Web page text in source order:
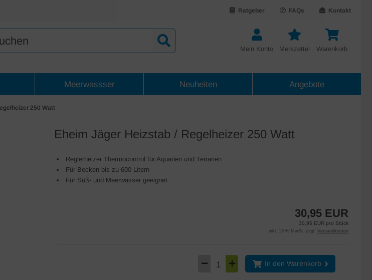
Kontakt
FAQs
Ratgeber
Warenkorb
Merkzettel
Mein Konto
Meerwassser Neuheiten Angebote
250 Watt
Eheim Jäger Heizstab / Regelheizer 250 Watt
Reglerheizer Thermocontrol für Aquarien und Terrarien
Für Becken bis zu 600 Litern
Für Süß- und Meerwasser geeignet
30,95 EUR
30,95 EUR pro Stück
inkl. 19 % MwSt. zzgl. Versandkosten
In den Warenkorb